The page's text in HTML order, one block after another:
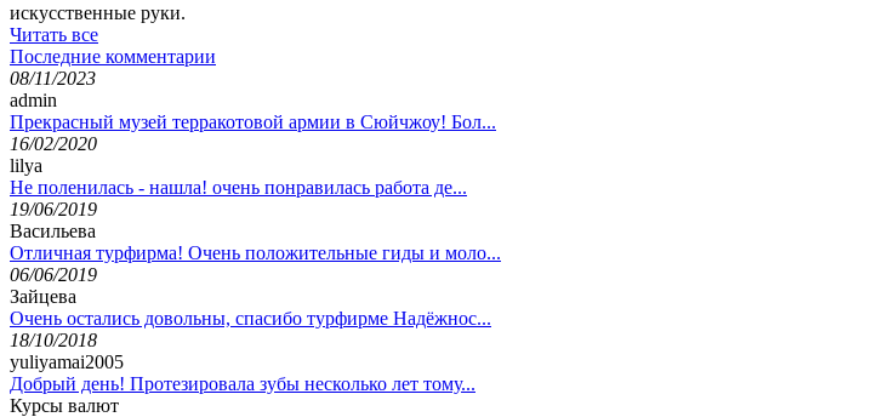
искусственные руки.
Читать все
Последние комментарии
08/11/2023
admin
Прекрасный музей терракотовой армии в Сюйчжоу! Бол...
16/02/2020
lilya
Не поленилась - нашла! очень понравилась работа де...
19/06/2019
Васильева
Отличная турфирма! Очень положительные гиды и моло...
06/06/2019
Зайцева
Очень остались довольны, спасибо турфирме Надёжнос...
18/10/2018
yuliyamai2005
Добрый день! Протезировала зубы несколько лет тому...
Курсы валют